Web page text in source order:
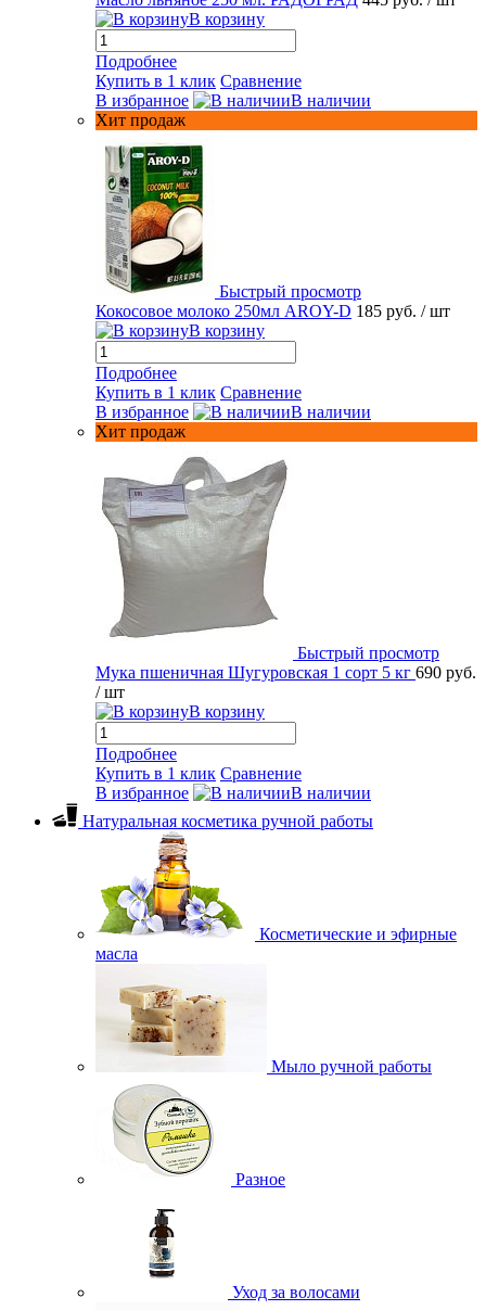
В корзину
Подробнее
Купить в 1 клик Сравнение
В избранное
В наличии
Хит продаж
Быстрый просмотр
Кокосовое молоко 250мл AROY-D 185 руб. / шт
В корзину
Подробнее
Купить в 1 клик Сравнение
В избранное
В наличии
Хит продаж
Быстрый просмотр
Мука пшеничная Шугуровская 1 сорт 5 кг 690 руб.
/ шт
В корзину
Подробнее
Купить в 1 клик Сравнение
В избранное
В наличии
Натуральная косметика ручной работы
Косметические и эфирные
масла
Мыло ручной работы
Разное
Уход за волосами